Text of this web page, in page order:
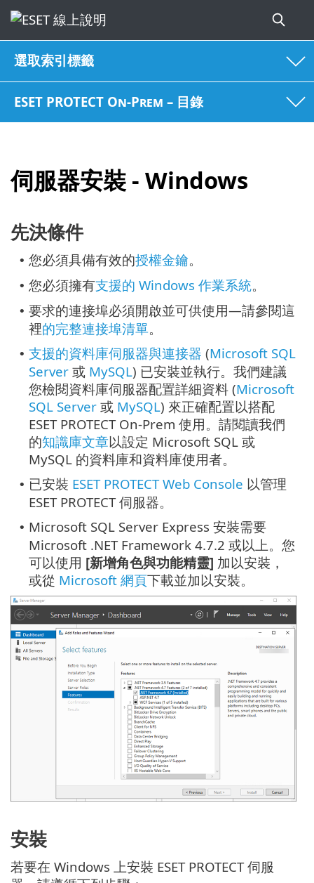
選取索引標籤
ESET PROTECT On-Prem – 目錄
伺服器安裝 - Windows
先決條件
• 您必須具備有效的授權金鑰。
• 您必須擁有支援的 Windows 作業系統。
• 要求的連接埠必須開啟並可供使用—請參閱這
裡的完整連接埠清單。
• 支援的資料庫伺服器與連接器 (Microsoft SQL
Server 或 MySQL) 已安裝並執行。我們建議
您檢閱資料庫伺服器配置詳細資料 (Microsoft
SQL Server 或 MySQL) 來正確配置以搭配
ESET PROTECT On-Prem 使用。請閱讀我們
的知識庫文章以設定 Microsoft SQL 或
MySQL 的資料庫和資料庫使用者。
• 已安裝 ESET PROTECT Web Console 以管理
ESET PROTECT 伺服器。
• Microsoft SQL Server Express 安裝需要
Microsoft .NET Framework 4.7.2 或以上。您
可以使用 [新增角色與功能精靈] 加以安裝，
或從 Microsoft 網頁下載並加以安裝。
安裝
若要在 Windows 上安裝 ESET PROTECT 伺服